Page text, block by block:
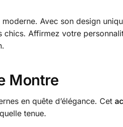
Avec son design
chics. Affirmez votre
Montre
en quête d’élégance. Cet
tenue.